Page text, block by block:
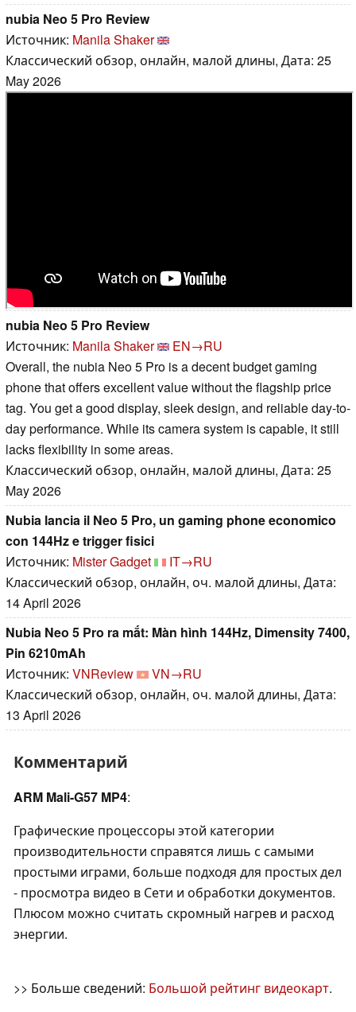
nubia Neo 5 Pro Review
Источник: Manila Shaker
Классический обзор, онлайн, малой длины, Дата: 25
May 2026
nubia Neo 5 Pro Review
Источник: Manila Shaker
EN→RU
Overall, the nubia Neo 5 Pro is a decent budget gaming
phone that offers excellent value without the flagship price
tag. You get a good display, sleek design, and reliable day-to-
day performance. While its camera system is capable, it still
lacks flexibility in some areas.
Классический обзор, онлайн, малой длины, Дата: 25
May 2026
Nubia lancia il Neo 5 Pro, un gaming phone economico
con 144Hz e trigger fisici
Источник: Mister Gadget
IT→RU
Классический обзор, онлайн, оч. малой длины, Дата:
14 April 2026
Nubia Neo 5 Pro ra mắt: Màn hình 144Hz, Dimensity 7400,
Pin 6210mAh
Источник: VNReview
VN→RU
Классический обзор, онлайн, оч. малой длины, Дата:
13 April 2026
Комментарий
ARM Mali-G57 MP4:
Графические процессоры этой категории
производительности справятся лишь с самыми
простыми играми, больше подходя для простых дел
- просмотра видео в Сети и обработки документов.
Плюсом можно считать скромный нагрев и расход
энергии.
>> Больше сведений: Большой рейтинг видеокарт.